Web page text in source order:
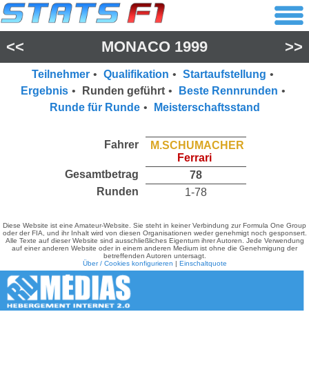
<< MONACO 1999 >>
Teilnehmer • Qualifikation • Startaufstellung •
Ergebnis • Runden geführt • Beste Rennrunden •
Runde für Runde • Meisterschaftsstand
Fahrer
M.SCHUMACHER
Ferrari
Gesamtbetrag
78
Runden
1-78
Diese Website ist eine Amateur-Website. Sie steht in keiner Verbindung zur Formula One Group
oder der FIA, und ihr Inhalt wird von diesen Organisationen weder genehmigt noch gesponsert.
Alle Texte auf dieser Website sind ausschließliches Eigentum ihrer Autoren. Jede Verwendung
auf einer anderen Website oder in einem anderen Medium ist ohne die Genehmigung der
betreffenden Autoren untersagt.
Über / Cookies konfigurieren | Einschaltquote